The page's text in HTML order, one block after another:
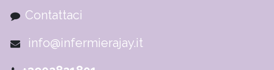
Contattaci
info@infermierajay.it